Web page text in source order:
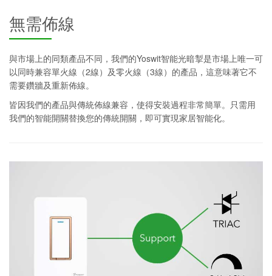
無需佈線
與市場上的同類產品不同，我們的Yoswit智能光暗掣是市場上唯一可
以同時兼容單火線（2線）及零火線（3線）的產品，這意味著它不
需要鑽牆及重新佈線。
皆因我們的產品與傳統佈線兼容，使得安裝過程非常簡單。只需用
我們的智能開關替換您的傳統開關，即可實現家居智能化。